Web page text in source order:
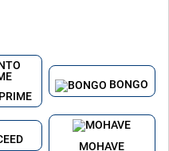
BONGO
MOHAVE